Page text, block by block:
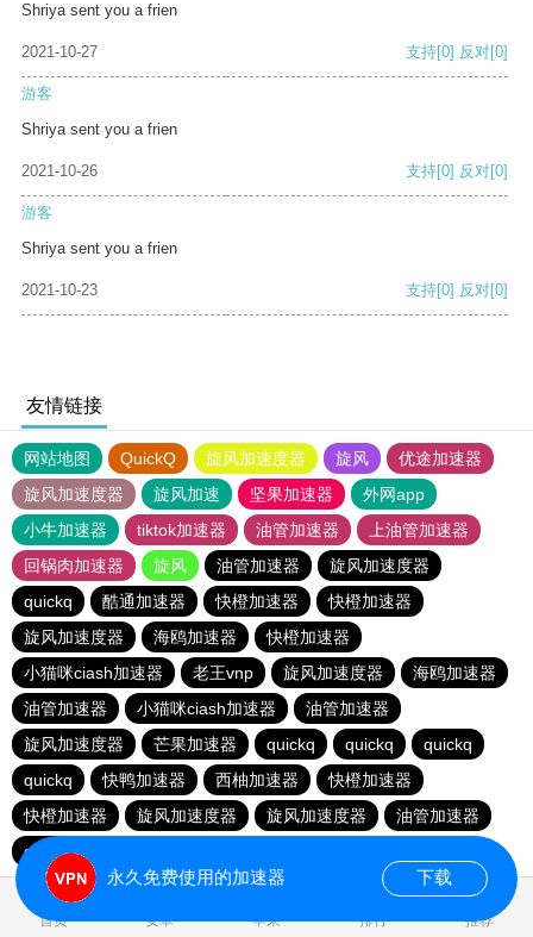
Shriya sent you a frien
2021-10-27 支持[0] 反对[0]
游客
Shriya sent you a frien
2021-10-26 支持[0] 反对[0]
游客
Shriya sent you a frien
2021-10-23 支持[0] 反对[0]
友情链接
网站地图 QuickQ 旋风加速度器 旋风
优途加速器
旋风加速度器
旋风加速 坚果加速器
外网app
小牛加速器
tiktok加速器 油管加速器
上油管加速器
回锅肉加速器
旋风 油管加速器
旋风加速度器
quickq
酷通加速器 快橙加速器
快橙加速器
旋风加速度器
海鸥加速器
快橙加速器
小猫咪ciash加速器
老王vnp 旋风加速度器
海鸥加速器
油管加速器
小猫咪ciash加速器
油管加速器
旋风加速度器
芒果加速器 quickq quickq
quickq
quickq
快鸭加速器 西柚加速器
快橙加速器
快橙加速器
旋风加速度器 旋风加速度器
油管加速器
quickq
首页 安卓 苹果 排行 推荐
永久免费使用的加速器 下载